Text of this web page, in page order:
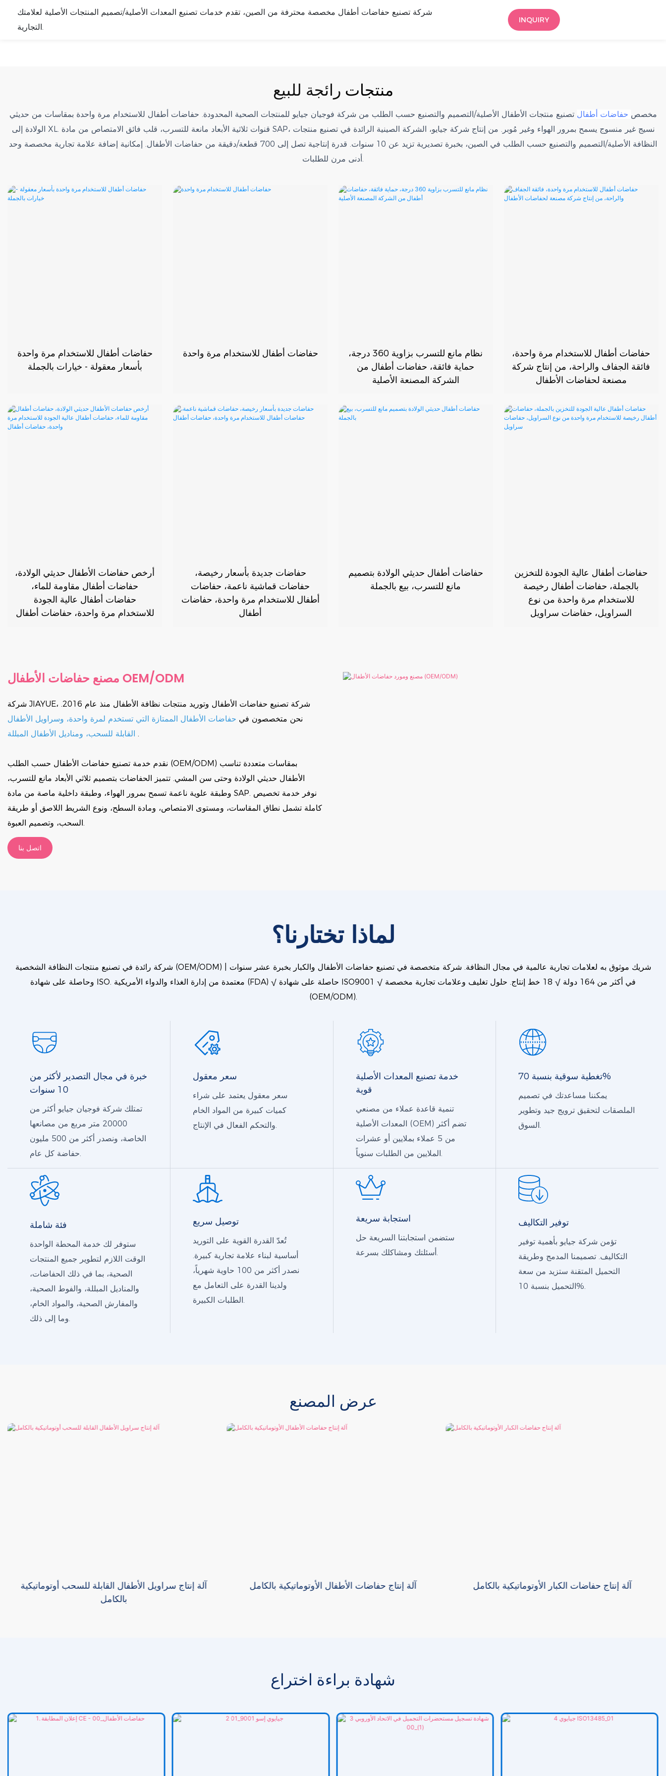
شركة تصنيع حفاضات أطفال مخصصة محترفة من الصين، تقدم خدمات تصنيع المعدات الأصلية/تصميم المنتجات الأصلية لعلامتك
التجارية.
INQUIRY
منتجات رائجة للبيع
مخصص حفاضات أطفال تصنيع منتجات الأطفال الأصلية/التصميم والتصنيع حسب الطلب من شركة فوجيان جيايو للمنتجات الصحية المحدودة. حفاضات أطفال للاستخدام مرة واحدة بمقاسات من حديثي
الولادة إلى XL. قنوات ثلاثية الأبعاد مانعة للتسرب، قلب فائق الامتصاص من مادة SAP، نسيج غير منسوج يسمح بمرور الهواء وغير مُوبر. من إنتاج شركة جيايو، الشركة الصينية الرائدة في تصنيع منتجات
النظافة الأصلية/التصميم والتصنيع حسب الطلب في الصين، بخبرة تصديرية تزيد عن 10 سنوات. قدرة إنتاجية تصل إلى 700 قطعة/دقيقة من حفاضات الأطفال. إمكانية إضافة علامة تجارية مخصصة وحد
حفاضات أطفال للاستخدام مرة واحدة
بأسعار معقولة - خيارات بالجملة
حفاضات أطفال للاستخدام مرة واحدة
نظام مانع للتسرب بزاوية 360 درجة،
حماية فائقة، حفاضات أطفال من
الشركة المصنعة الأصلية
حفاضات أطفال للاستخدام مرة واحدة،
فائقة الجفاف والراحة، من إنتاج شركة
مصنعة لحفاضات الأطفال
أرخص حفاضات الأطفال حديثي الولادة،
حفاضات أطفال مقاومة للماء،
حفاضات أطفال عالية الجودة
للاستخدام مرة واحدة، حفاضات أطفال
حفاضات جديدة بأسعار رخيصة،
حفاضات قماشية ناعمة، حفاضات
أطفال للاستخدام مرة واحدة، حفاضات
أطفال
حفاضات أطفال حديثي الولادة بتصميم
مانع للتسرب، بيع بالجملة
حفاضات أطفال عالية الجودة للتخزين
بالجملة، حفاضات أطفال رخيصة
للاستخدام مرة واحدة من نوع
السراويل، حفاضات سراويل
مصنع حفاضات الأطفال OEM/ODM
شركة JIAYUE، شركة تصنيع حفاضات الأطفال وتوريد منتجات نظافة الأطفال منذ عام 2016.
نحن متخصصون في حفاضات الأطفال الممتازة التي تستخدم لمرة واحدة، وسراويل الأطفال
القابلة للسحب، ومناديل الأطفال المبللة .
نقدم خدمة تصنيع حفاضات الأطفال حسب الطلب (OEM/ODM) بمقاسات متعددة تناسب
الأطفال حديثي الولادة وحتى سن المشي. تتميز الحفاضات بتصميم ثلاثي الأبعاد مانع للتسرب،
وطبقة علوية ناعمة تسمح بمرور الهواء، وطبقة داخلية ماصة من مادة SAP. نوفر خدمة تخصيص
كاملة تشمل نطاق المقاسات، ومستوى الامتصاص، ومادة السطح، ونوع الشريط اللاصق أو طريقة
السحب، وتصميم العبوة.
اتصل بنا
لماذا تختارنا؟
شركة رائدة في تصنيع منتجات النظافة الشخصية (OEM/ODM) | شريك موثوق به لعلامات تجارية عالمية في مجال النظافة. شركة متخصصة في تصنيع حفاضات الأطفال والكبار بخبرة عشر سنوات
وحاصلة على شهادة ISO. معتمدة من إدارة الغذاء والدواء الأمريكية (FDA) √ حاصلة على شهادة ISO9001 √ في أكثر من 164 دولة √ 18 خط إنتاج. حلول تغليف وعلامات تجارية مخصصة
(OEM/ODM).
خبرة في مجال التصدير لأكثر من
10 سنوات
تمتلك شركة فوجيان جيايو أكثر من
20000 متر مربع من مصانعها
الخاصة، ونصدر أكثر من 500 مليون
حفاضة كل عام.
سعر معقول
سعر معقول يعتمد على شراء
كميات كبيرة من المواد الخام
والتحكم الفعال في الإنتاج.
خدمة تصنيع المعدات الأصلية
قوية
تنمية قاعدة عملاء من مصنعي
المعدات الأصلية (OEM) تضم أكثر
من 5 عملاء بملايين أو عشرات
الملايين من الطلبات سنوياً.
تغطية سوقية بنسبة 70%
يمكننا مساعدتك في تصميم
الملصقات لتحقيق ترويج جيد وتطوير
السوق.
فئة شاملة
ستوفر لك خدمة المحطة الواحدة
الوقت اللازم لتطوير جميع المنتجات
الصحية، بما في ذلك الحفاضات،
والمناديل المبللة، والفوط الصحية،
والمفارش الصحية، والمواد الخام،
وما إلى ذلك.
توصيل سريع
تُعدّ القدرة القوية على التوريد
أساسية لبناء علامة تجارية كبيرة.
نصدر أكثر من 100 حاوية شهرياً،
ولدينا القدرة على التعامل مع
الطلبات الكبيرة.
استجابة سريعة
ستضمن استجابتنا السريعة حل
أسئلتك ومشاكلك بسرعة.
توفير التكاليف
تؤمن شركة جيايو بأهمية توفير
التكاليف. تصميمنا المدمج وطريقة
التحميل المتقنة ستزيد من سعة
التحميل بنسبة 10%.
عرض المصنع
آلة إنتاج سراويل الأطفال القابلة للسحب أوتوماتيكية
بالكامل
آلة إنتاج حفاضات الأطفال الأوتوماتيكية بالكامل آلة إنتاج حفاضات الكبار الأوتوماتيكية بالكامل
شهادة براءة اختراع